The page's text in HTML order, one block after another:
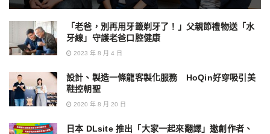
「老爸，別再用牙籤剃牙了！」父親節禮物送「水
牙線」守護老爸口腔健康
2023 年 8 月 4 日
設計、製造一條龍客製化服務 HoQin好穿吸引美
鞋控朝聖
2020 年 8 月 20 日
日本 DLsite 推出「大家一起來翻譯」邀創作者、